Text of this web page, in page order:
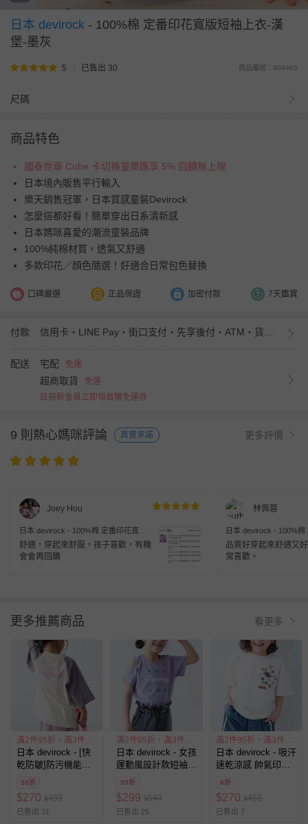
日本 devirock - 100%棉 定番印花寬版短袖上衣-漢
堡-墨灰
5 已售出 30 商品編號：909465
尺碼
商品特色
國泰世華 Cube 卡切換童樂匯享 5% 回饋無上限
日本境內販售平行輸入
樂天銷售冠軍，日本質感童裝Devirock
怎麼搭都好看！簡單穿出日系清新感
日本媽咪喜愛的潮流童裝品牌
100%純棉材質，透氣又舒適
多款印花／顏色隨選！好適合日常包色替換
口碑嚴選 正品保證 加密付款 7天鑑賞
付款
配送 宅配 免運
超商取貨
免運
註冊新會員立即領首購免運券
9 則熱心媽咪評論 真實承諾 更多評價
Joey Hou
日本 devirock - 100%棉 定番印花寬版
短袖上衣-R與老虎-墨綠
舒適，穿起來舒服，孩子喜歡，有機
會會再回購
林佩蓉
日本 devirock - 100%棉
短袖上衣-方框LOGO-霧
品質好穿起來舒適又
常喜歡。
更多推薦商品 看更多
滿2件95折，滿3件9折
日本 devirock - [快
乾防皺]防污機能短
袖上衣-撞色-白x紫
55折
$270 $493
已售出 31
滿2件95折，滿3件9折
日本 devirock - 女孩
運動風設計款短袖T
恤-肩開口-紫
55折
$299 $543
已售出 25
滿2件95折，滿3件9折
日本 devirock - 吸汗
速乾涼感 帥氣印花
短袖上衣-各種logo-
6折
$270 $452
已售出 7